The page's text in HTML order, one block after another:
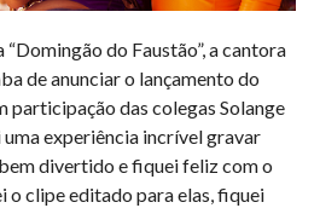
do Faustão”, a cantora
de anunciar o lançamento do
participação das colegas Solange
uma experiência incrível gravar
divertido e fiquei feliz com o
o clipe editado para elas, fiquei